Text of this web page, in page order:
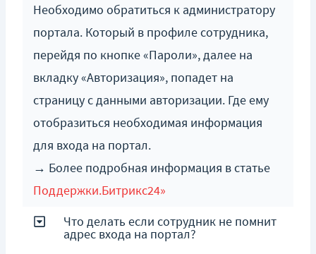
Необходимо обратиться к администратору
портала. Который в профиле сотрудника,
перейдя по кнопке «Пароли», далее на
вкладку «Авторизация», попадет на
страницу с данными авторизации. Где ему
отобразиться необходимая информация
для входа на портал.
→ Более подробная информация в статье
Поддержки.Битрикс24»
Что делать если сотрудник не помнит
адрес входа на портал?